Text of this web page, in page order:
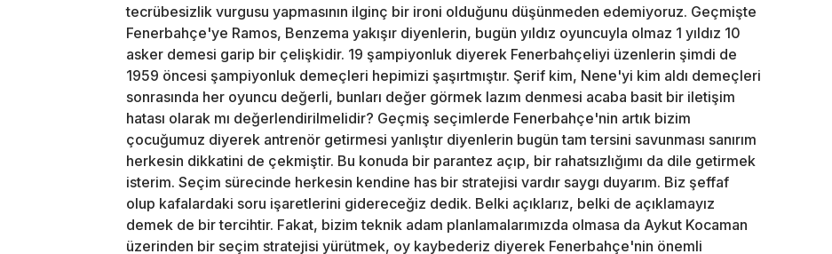
tecrübesizlik vurgusu yapmasının ilginç bir ironi olduğunu düşünmeden edemiyoruz. Geçmişte
Fenerbahçe'ye Ramos, Benzema yakışır diyenlerin, bugün yıldız oyuncuyla olmaz 1 yıldız 10
asker demesi garip bir çelişkidir. 19 şampiyonluk diyerek Fenerbahçeliyi üzenlerin şimdi de
1959 öncesi şampiyonluk demeçleri hepimizi şaşırtmıştır. Şerif kim, Nene'yi kim aldı demeçleri
sonrasında her oyuncu değerli, bunları değer görmek lazım denmesi acaba basit bir iletişim
hatası olarak mı değerlendirilmelidir? Geçmiş seçimlerde Fenerbahçe'nin artık bizim
çocuğumuz diyerek antrenör getirmesi yanlıştır diyenlerin bugün tam tersini savunması sanırım
herkesin dikkatini de çekmiştir. Bu konuda bir parantez açıp, bir rahatsızlığımı da dile getirmek
isterim. Seçim sürecinde herkesin kendine has bir stratejisi vardır saygı duyarım. Biz şeffaf
olup kafalardaki soru işaretlerini gidereceğiz dedik. Belki açıklarız, belki de açıklamayız
demek de bir tercihtir. Fakat, bizim teknik adam planlamalarımızda olmasa da Aykut Kocaman
üzerinden bir seçim stratejisi yürütmek, oy kaybederiz diyerek Fenerbahçe'nin önemli